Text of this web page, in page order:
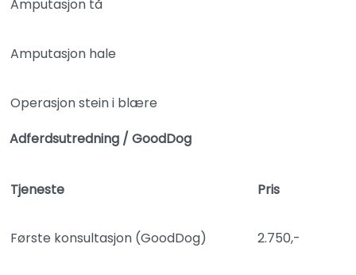
Amputasjon tå
Amputasjon hale
Operasjon stein i blære
Adferdsutredning / GoodDog
Tjeneste Pris
Første konsultasjon (GoodDog) 2.750,-